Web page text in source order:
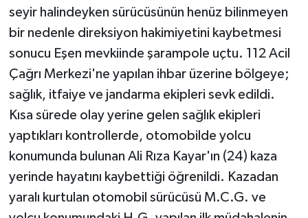
seyir halindeyken sürücüsünün henüz bilinmeyen
bir nedenle direksiyon hakimiyetini kaybetmesi
sonucu Eşen mevkiinde şarampole uçtu. 112 Acil
Çağrı Merkezi'ne yapılan ihbar üzerine bölgeye;
sağlık, itfaiye ve jandarma ekipleri sevk edildi.
Kısa sürede olay yerine gelen sağlık ekipleri
yaptıkları kontrollerde, otomobilde yolcu
konumunda bulunan Ali Rıza Kayar'ın (24) kaza
yerinde hayatını kaybettiği öğrenildi. Kazadan
yaralı kurtulan otomobil sürücüsü M.C.G. ve